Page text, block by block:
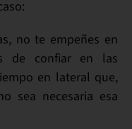
no te empeñes en
de confiar en las
en lateral que,
sea necesaria esa